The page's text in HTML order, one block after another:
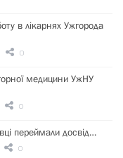
в лікарнях Ужгорода
0
медицини УжНУ
0
переймали досвід…
0